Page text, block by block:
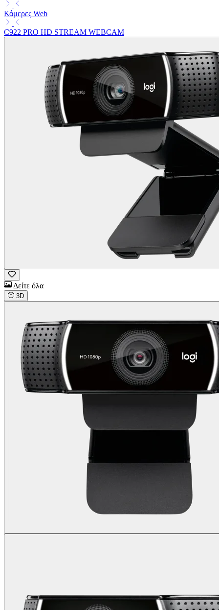
Κάμερες Web
C922 PRO HD STREAM WEBCAM
Δείτε όλα
3D